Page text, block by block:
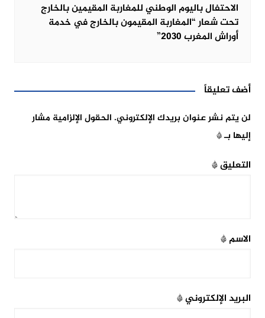
الاحتفال باليوم الوطني للمغاربة المقيمين بالخارج
تحت شعار “المغاربة المقيمون بالخارج في خدمة
أوراش المغرب 2030”
أضف تعليقاً
لن يتم نشر عنوان بريدك الإلكتروني. الحقول الإلزامية مشار
إليها بـ*
التعليق*
الاسم*
البريد الإلكتروني*